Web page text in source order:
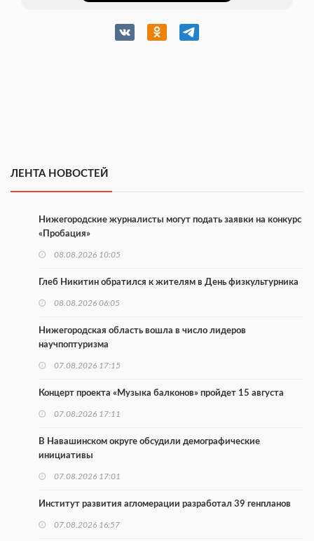
ЛЕНТА НОВОСТЕЙ
Нижегородские журналисты могут подать заявки на конкурс
«Пробация»
08.08.2026 10:05
Глеб Никитин обратился к жителям в День физкультурника
08.08.2026 06:05
Нижегородская область вошла в число лидеров
научпоптуризма
07.08.2026 17:15
Концерт проекта «Музыка балконов» пройдет 15 августа
07.08.2026 17:11
В Навашинском округе обсудили демографические
инициативы
07.08.2026 17:01
Институт развития агломерации разработал 39 генпланов
07.08.2026 16:57